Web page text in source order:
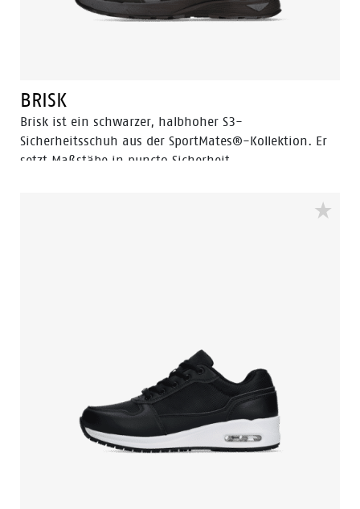
BRISK
Brisk ist ein schwarzer, halbhoher S3-
Sicherheitsschuh aus der SportMates®-Kollektion. Er
setzt Maßstäbe in puncto Sicherheit,
perfekt für Profis, die viel unterwegs sind. Eine weich
gepolsterte EVA-Zwischensohle bietet ein hohes Maß